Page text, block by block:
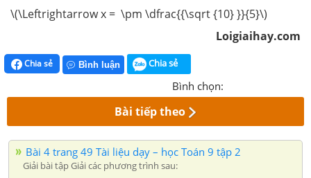
\(\Leftrightarrow x = \pm \dfrac{{\sqrt {10} }}{5}\)
Loigiaihay.com
Chia sẻ Bình luận Chia sẻ
Bình chọn:
Bài tiếp theo
Bài 4 trang 49 Tài liệu dạy – học Toán 9 tập 2
Giải bài tập Giải các phương trình sau: